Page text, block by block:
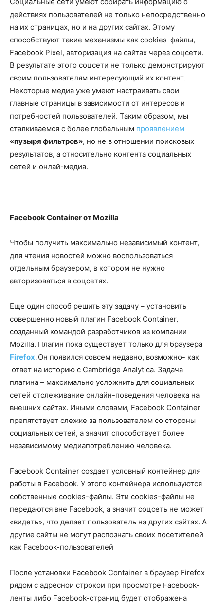
действиях пользователей не только непосредственно
на их страницах, но и на других сайтах. Этому
способствуют такие механизмы как cookies-файлы,
Facebook Pixel, авторизация на сайтах через соцсети.
В результате этого соцсети не только демонстрируют
своим пользователям интересующий их контент.
Некоторые медиа уже умеют настраивать свои
главные страницы в зависимости от интересов и
потребностей пользователей. Таким образом, мы
сталкиваемся с более глобальным проявлением
«пузыря фильтров», но не в отношении поисковых
результатов, а относительно контента социальных
сетей и онлай-медиа.
Facebook Container от Mozilla
Чтобы получить максимально независимый контент,
для чтения новостей можно воспользоваться
отдельным браузером, в котором не нужно
авторизоваться в соцсетях.
Еще один способ решить эту задачу – установить
совершенно новый плагин Facebook Container,
созданный командой разработчиков из компании
Mozilla. Плагин пока существует только для браузера
Firefox.Он появился совсем недавно, возможно- как
ответ на историю с Cambridge Analytica. Задача
плагина – максимально усложнить для социальных
сетей отслеживание онлайн-поведения человека на
внешних сайтах. Иными словами, Facebook Container
препятствует слежке за пользователем со стороны
социальных сетей, а значит способствует более
независимому медиапотреблению человека.
Facebook Container создает условный контейнер для
работы в Facebook. У этого контейнера используются
собственные cookies-файлы. Эти cookies-файлы не
передаются вне Facebook, а значит соцсеть не может
«видеть», что делает пользователь на других сайтах. А
другие сайты не могут распознать своих посетителей
как Facebook-пользователей
После установки Facebook Container в браузер Firefox
рядом с адресной строкой при просмотре Facebook-
ленты либо Facebook-страниц будет отображена